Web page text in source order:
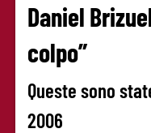
Daniel
colpo”
Queste sono
2006